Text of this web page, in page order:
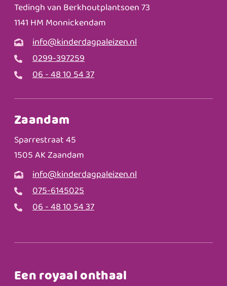
Tedingh van Berkhoutplantsoen 73
1141 HM Monnickendam
info@kinderdagpaleizen.nl
0299-397259
06 - 48 10 54 37
Zaandam
Sparrestraat 45
1505 AK Zaandam
info@kinderdagpaleizen.nl
075-6145025
06 - 48 10 54 37
Een royaal onthaal